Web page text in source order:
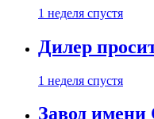
1 неделя спустя
Дилер
1 неделя спустя
Завод имени